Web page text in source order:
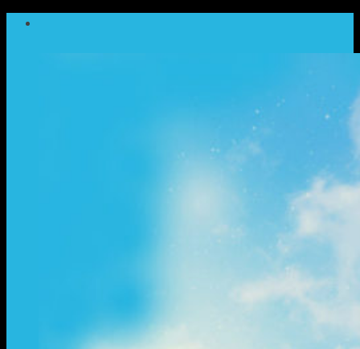
ข้าม